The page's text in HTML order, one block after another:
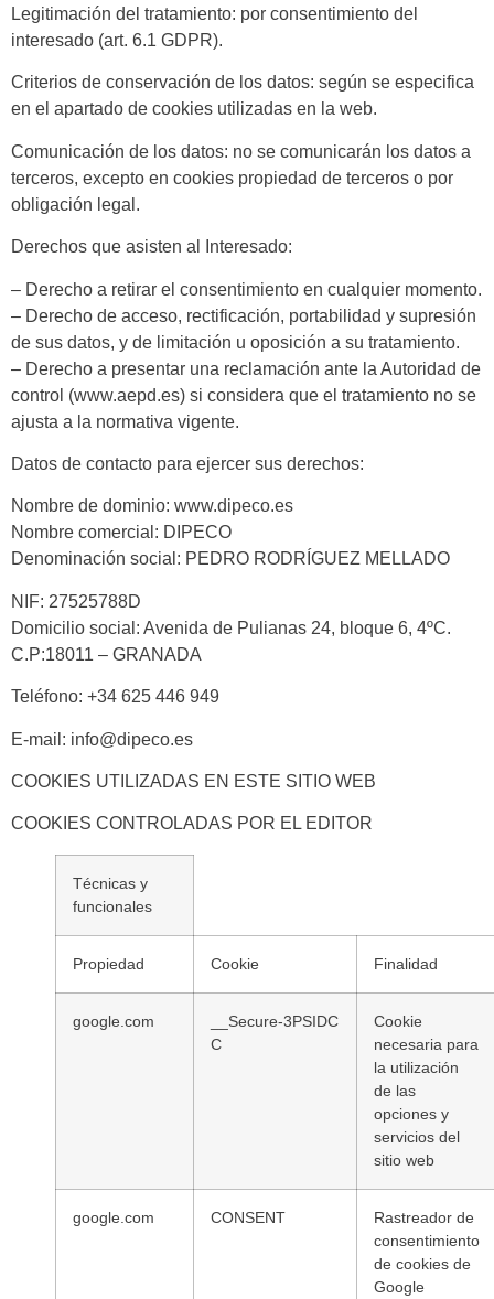
Legitimación del tratamiento: por consentimiento del
interesado (art. 6.1 GDPR).
Criterios de conservación de los datos: según se especifica
en el apartado de cookies utilizadas en la web.
Comunicación de los datos: no se comunicarán los datos a
terceros, excepto en cookies propiedad de terceros o por
obligación legal.
Derechos que asisten al Interesado:
– Derecho a retirar el consentimiento en cualquier momento.
– Derecho de acceso, rectificación, portabilidad y supresión
de sus datos, y de limitación u oposición a su tratamiento.
– Derecho a presentar una reclamación ante la Autoridad de
control (www.aepd.es) si considera que el tratamiento no se
ajusta a la normativa vigente.
Datos de contacto para ejercer sus derechos:
Nombre de dominio: www.dipeco.es
Nombre comercial: DIPECO
Denominación social: PEDRO RODRÍGUEZ MELLADO
NIF: 27525788D
Domicilio social: Avenida de Pulianas 24, bloque 6, 4ºC.
C.P:18011 – GRANADA
Teléfono: +34 625 446 949
E-mail: info@dipeco.es
COOKIES UTILIZADAS EN ESTE SITIO WEB
COOKIES CONTROLADAS POR EL EDITOR
Técnicas y
funcionales
Propiedad Cookie Finalidad
google.com
__Secure-3PSIDC
C
Cookie
necesaria para
la utilización
de las
opciones y
servicios del
sitio web
google.com CONSENT
Rastreador de
consentimiento
de cookies de
Google